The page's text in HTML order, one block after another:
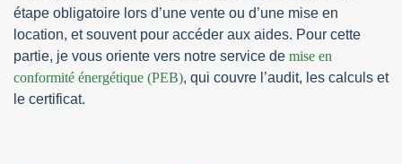
étape obligatoire lors d’une vente ou d’une mise en
location, et souvent pour accéder aux aides. Pour cette
partie, je vous oriente vers notre service de mise en
conformité énergétique (PEB), qui couvre l’audit, les calculs et
le certificat.